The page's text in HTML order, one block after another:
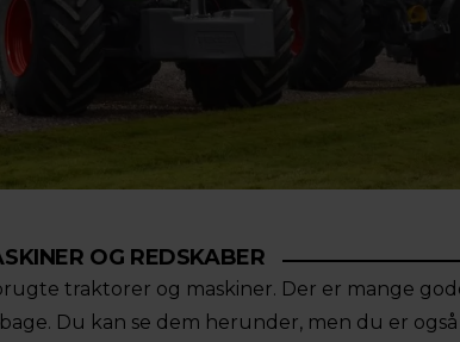
OG REDSKABER
traktorer og maskiner. Der er mange
Du kan se dem herunder, men du er